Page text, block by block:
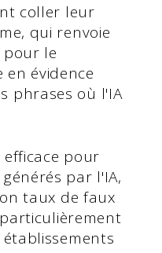
coller leur
qui renvoie
le
évidence
phrases où l'IA
efficace pour
par l'IA,
taux de faux